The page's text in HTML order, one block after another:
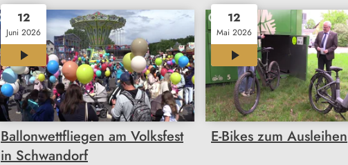
12
Juni 2026
00:21
Ballonwettfliegen am Volksfest
in Schwandorf
12
Mai 2026
00:30
E-Bikes zum Ausleihen